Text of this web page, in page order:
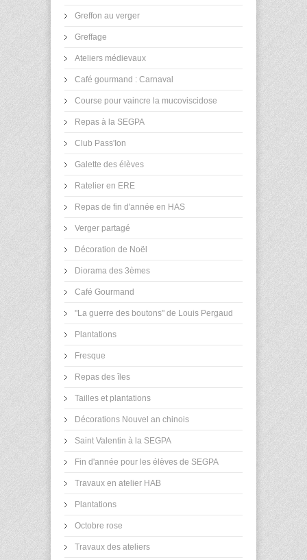
Greffon au verger
Greffage
Ateliers médievaux
Café gourmand : Carnaval
Course pour vaincre la mucoviscidose
Repas à la SEGPA
Club Pass'Ion
Galette des élèves
Ratelier en ERE
Repas de fin d'année en HAS
Verger partagé
Décoration de Noël
Diorama des 3èmes
Café Gourmand
"La guerre des boutons" de Louis Pergaud
Plantations
Fresque
Repas des îles
Tailles et plantations
Décorations Nouvel an chinois
Saint Valentin à la SEGPA
Fin d'année pour les élèves de SEGPA
Travaux en atelier HAB
Plantations
Octobre rose
Travaux des ateliers